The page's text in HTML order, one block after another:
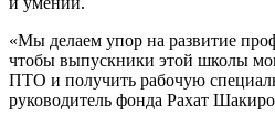
«Мы делаем упор на развитие
чтобы выпускники этой школы
ПТО и получить рабочую
руководитель фонда Рахат